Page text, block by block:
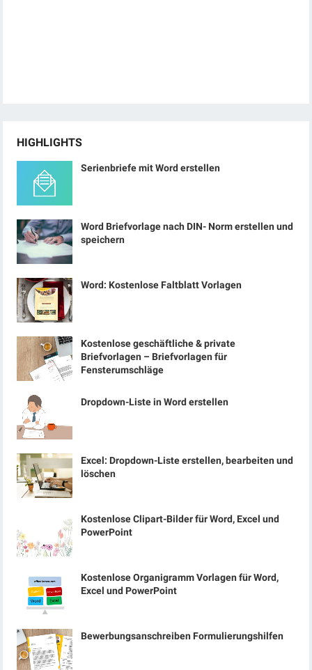
HIGHLIGHTS
Serienbriefe mit Word erstellen
Word Briefvorlage nach DIN- Norm erstellen und
speichern
Word: Kostenlose Faltblatt Vorlagen
Kostenlose geschäftliche & private
Briefvorlagen – Briefvorlagen für
Fensterumschläge
Dropdown-Liste in Word erstellen
Excel: Dropdown-Liste erstellen, bearbeiten und
löschen
Kostenlose Clipart-Bilder für Word, Excel und
PowerPoint
Kostenlose Organigramm Vorlagen für Word,
Excel und PowerPoint
Bewerbungsanschreiben Formulierungshilfen